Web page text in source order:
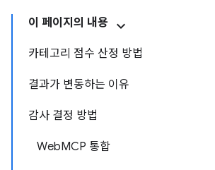
이 페이지의 내용
카테고리 점수 산정 방법
결과가 변동하는 이유
감사 결정 방법
WebMCP 통합